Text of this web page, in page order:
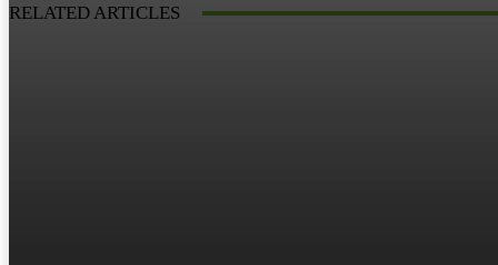
RELATED ARTICLES